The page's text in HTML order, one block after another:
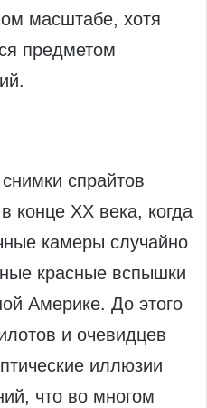
масштабе, хотя
предметом
спрайтов
конце XX века, когда
камеры случайно
красные вспышки
Америке. До этого
и очевидцев
иллюзии
что во многом